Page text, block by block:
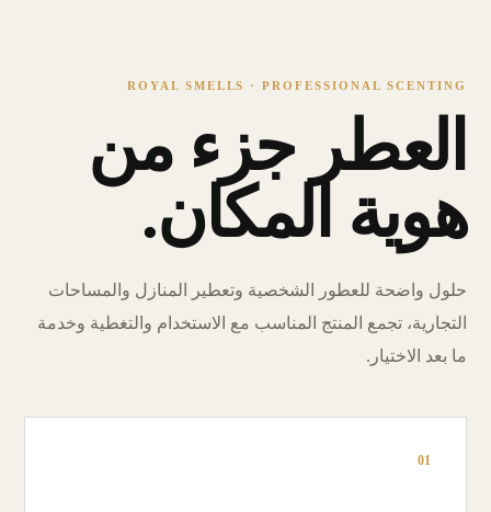
ROYAL SMELLS · PROFESSIONAL SCENTING
العطر جزء من
هوية المكان.
حلول واضحة للعطور الشخصية وتعطير المنازل والمساحات
التجارية، تجمع المنتج المناسب مع الاستخدام والتغطية وخدمة
ما بعد الاختيار.
01